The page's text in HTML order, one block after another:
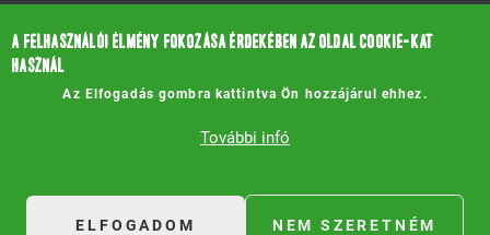
Design by neoplane
A FELHASZNÁLÓI ÉLMÉNY FOKOZÁSA ÉRDEKÉBEN AZ OLDAL COOKIE-KAT
HASZNÁL
Az Elfogadás gombra kattintva Ön hozzájárul ehhez.
További infó
ELFOGADOM NEM SZERETNÉM